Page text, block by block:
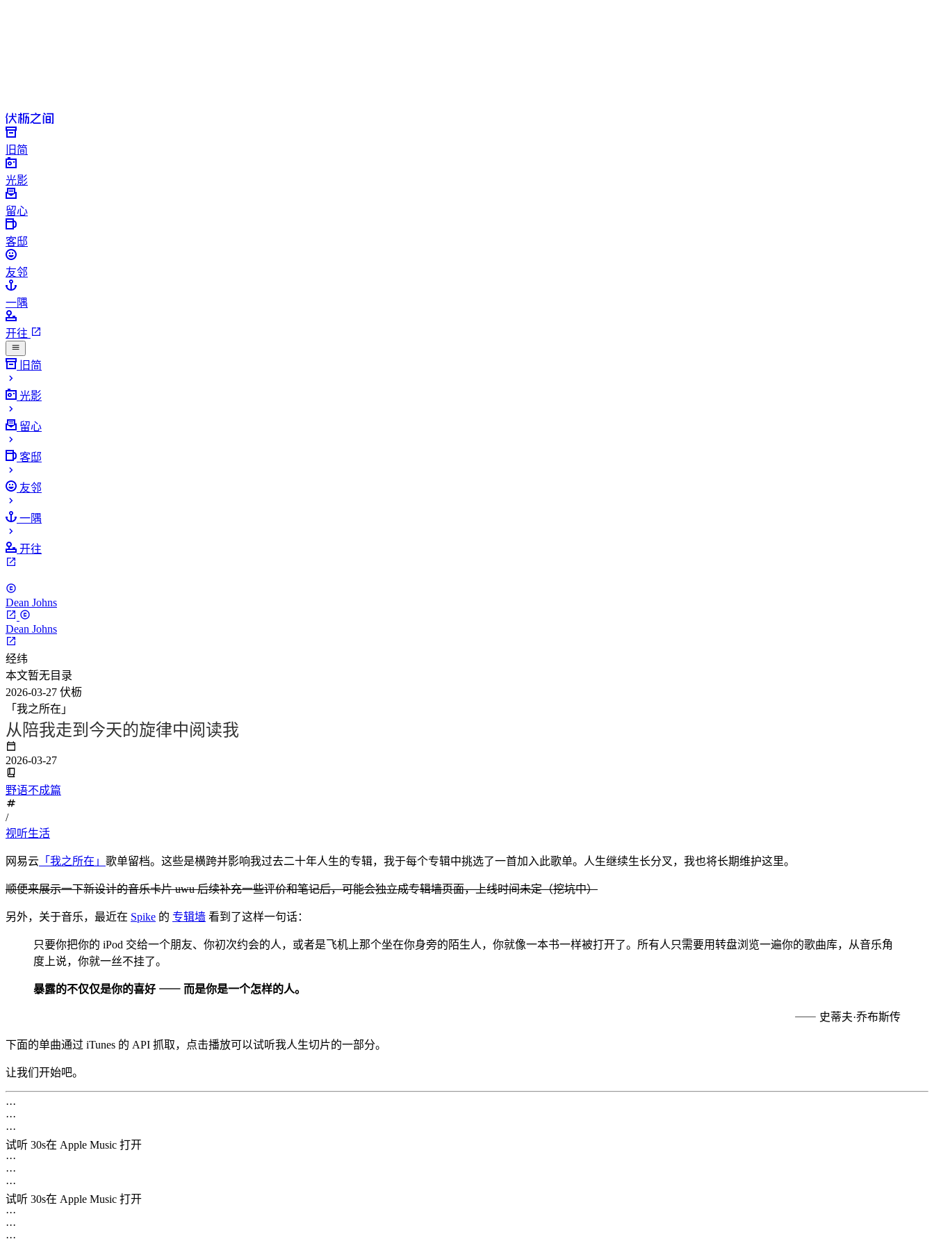
旧简
光影
留心
客邸
友邻
一隅
开往
旧简
光影
留心
客邸
友邻
一隅
开往
Dean Johns
Dean Johns
经纬
本文暂无目录
2026-03-27 伏枥
「我之所在」
从陪我走到今天的旋律中阅读我
2026-03-27
野语不成篇
/
视听生活
网易云 「我之所在」 歌单留档。这些是横跨并影响我过去二十年人生的专辑，我于每个专辑中挑选了一首加入此歌单。人生继续生长分叉，我也将长期维护这里。
顺便来展示一下新设计的音乐卡片 uwu 后续补充一些评价和笔记后，可能会独立成专辑墙页面，上线时间未定（挖坑中）
另外，关于音乐，最近在 Spike 的 专辑墙 看到了这样一句话：
只要你把你的 iPod 交给一个朋友、你初次约会的人，或者是飞机上那个坐在你身旁的陌生人，你就像一本书一样被打开了。所有人只需要用转盘浏览一遍你的歌曲库，从音乐角
度上说，你就一丝不挂了。
暴露的不仅仅是你的喜好 ⸺ 而是你是一个怎样的人。
⸺ 史蒂夫·乔布斯传
下面的单曲通过 iTunes 的 API 抓取，点击播放可以试听我人生切片的一部分。
让我们开始吧。
···
···
···
试听 30s在 Apple Music 打开
···
···
···
试听 30s在 Apple Music 打开
···
···
···